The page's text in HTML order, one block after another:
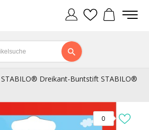
STABILO® Dreikant-Buntstift STABILO®
0